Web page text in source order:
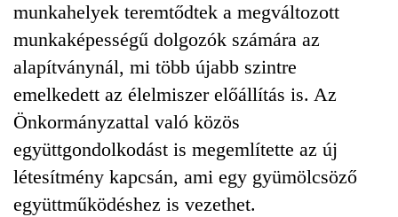
munkahelyek teremtődtek a megváltozott
munkaképességű dolgozók számára az
alapítványnál, mi több újabb szintre
emelkedett az élelmiszer előállítás is. Az
Önkormányzattal való közös
együttgondolkodást is megemlítette az új
létesítmény kapcsán, ami egy gyümölcsöző
együttműködéshez is vezethet.